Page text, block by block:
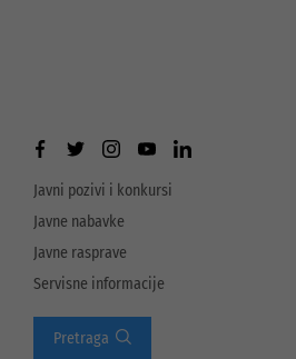
Javni pozivi i konkursi
Javne nabavke
Javne rasprave
Servisne informacije
Pretraga